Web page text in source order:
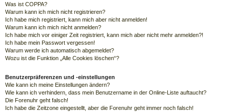
Was ist COPPA?
Warum kann ich mich nicht registrieren?
Ich habe mich registriert, kann mich aber nicht anmelden!
Warum kann ich mich nicht anmelden?
Ich habe mich vor einiger Zeit registriert, kann mich aber nicht mehr anmelden?!
Ich habe mein Passwort vergessen!
Warum werde ich automatisch abgemeldet?
Wozu ist die Funktion „Alle Cookies löschen“?
Benutzerpräferenzen und -einstellungen
Wie kann ich meine Einstellungen ändern?
Wie kann ich verhindern, dass mein Benutzername in der Online-Liste auftaucht?
Die Forenuhr geht falsch!
Ich habe die Zeitzone eingestellt, aber die Forenuhr geht immer noch falsch!